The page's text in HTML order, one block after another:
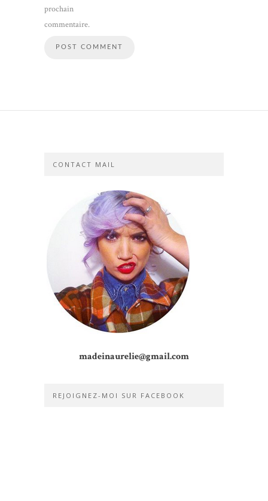
prochain
commentaire.
CONTACT MAIL
madeinaurelie@gmail.com
REJOIGNEZ-MOI SUR FACEBOOK